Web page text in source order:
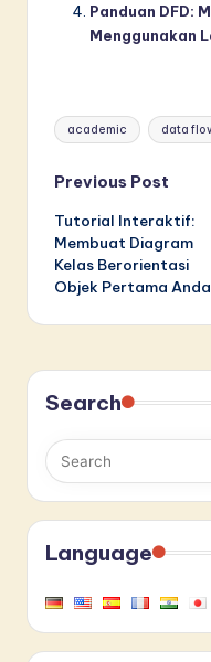
Panduan DFD:
Menggunakan
Tags:
academic data
Post
navigation
Previous Post
Tutorial Interaktif:
Membuat Diagram
Kelas Berorientasi
Objek Pertama Anda
Search
Language